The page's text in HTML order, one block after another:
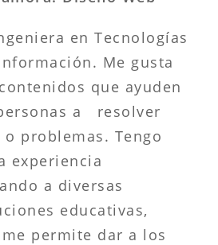
en Tecnologías
Me gusta
que ayuden
a resolver
o problemas. Tengo
experiencia
a diversas
educativas,
permite dar a los